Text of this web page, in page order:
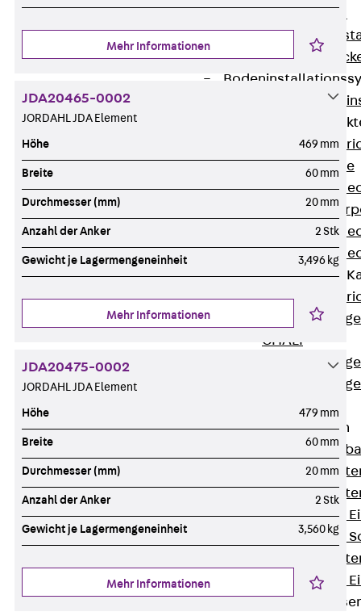
Zurück
Kanalsysteme
Estrichbündige
Zurück
CHALI
Einbaueinheiten
Zurück
Nivellierbare
Nivellierbare
Nivellierbare
Mehr Informationen
JDA20465-0002
JORDAHL JDA Element
Höhe 469 mm
Breite 60 mm
Durchmesser (mm) 20 mm
Anzahl der Anker 2 Stk
Gewicht je Lagermengeneinheit 3,496 kg
Mehr Informationen
JDA20475-0002
JORDAHL JDA Element
Höhe 479 mm
Breite 60 mm
Durchmesser (mm) 20 mm
Anzahl der Anker 2 Stk
Gewicht je Lagermengeneinheit 3,560 kg
Mehr Informationen